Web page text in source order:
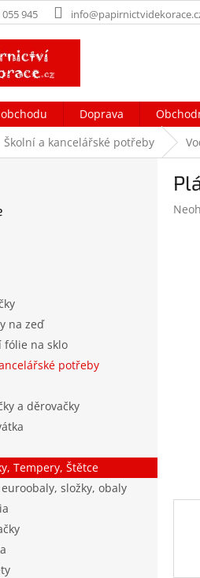
945
Doprava
Školní a kancelářské potřeby
na zeď
fólie na sklo
potřeby
a děrovačky
Tempery, Štětce
euroobaly, složky, obaly